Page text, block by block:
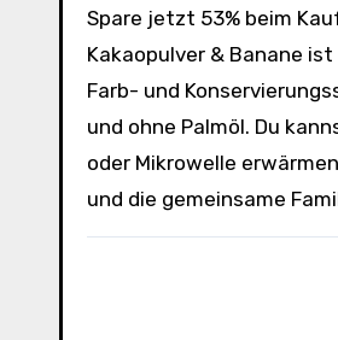
Spare jetzt 53% beim Kauf des Alete bewusst BIO-Abendbrei Getreidebrei Banane-Kakao. Dieser Babybrei mit
Kakaopulver & Banane
Farb- und
und ohne Palmöl. Du
oder Mikrowelle
und die gemeinsame